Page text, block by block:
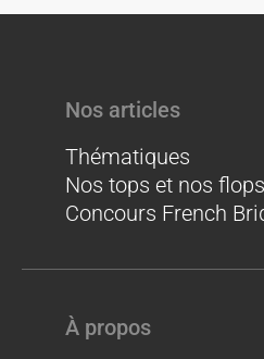
Nos articles
Thématiques
Nos tops et nos flops
Concours French
À propos